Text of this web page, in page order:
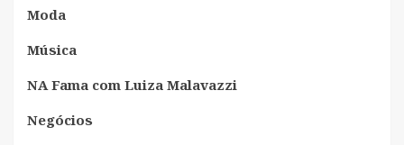
Moda
Música
NA Fama com Luiza Malavazzi
Negócios